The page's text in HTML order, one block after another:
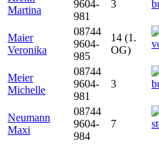
Martina
9604-
981
3
Maier
Veronika
08744
9604-
985
14 (1.
OG)
Meier
Michelle
08744
9604-
981
3
Neumann
Maxi
08744
9604-
984
7